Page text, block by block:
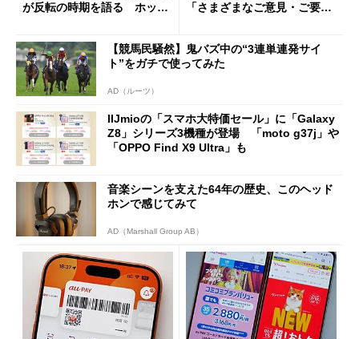
が反転の時期を語る ホッピ
「さまざまなご意見・ご要望
【競馬民騒然】鬼バズ中の“3連単連発サイ
ト”をガチで使ってみた
AD（ルーツ）
IIJmioの「スマホ大特価セール」に「Galaxy
Z8」シリーズ3機種が登場 「moto g37j」や
「OPPO Find X9 Ultra」も
音楽シーンを支えた64年の歴史、このヘッド
ホンで感じてみて
AD（Marshall Group AB）